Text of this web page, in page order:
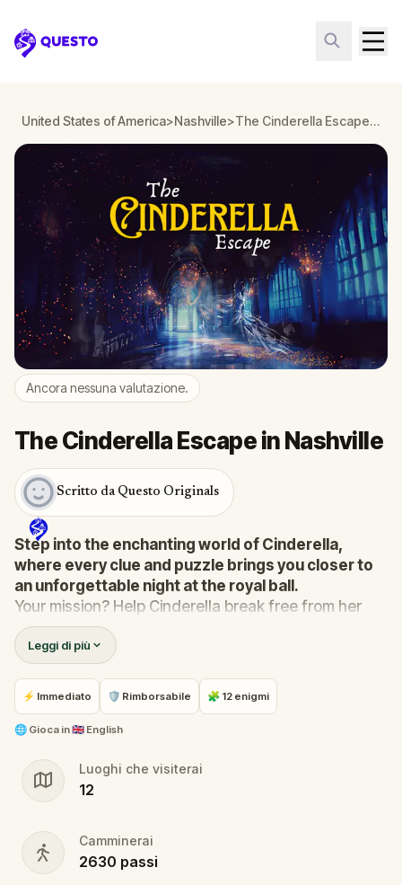
Questo
United States of America>Nashville> The Cinderella Escape in Nashville
Ancora nessuna valutazione.
The Cinderella Escape in Nashville
Scritto da Questo Originals
Step into the enchanting world of Cinderella,
where every clue and puzzle brings you closer to
an unforgettable night at the royal ball.
Your mission? Help Cinderella break free from her
stepmother's clutches and make it to the ball before
the clock strikes midnight.
In this immersive, scavenger-hunt-meets-escape-
room adventure, you’ll solve riddles, crack codes,
and uncover hidden secrets as you journey through
magical surroundings.
stepsisters, and ensure Cinderella’s story ends with
her dream come true.
clock, competing with friends or teams worldwide.
Don your finest fairytale attire—memorable
costumes could earn you game-related prizes!
Leggi di più
⚡ Immediato 🛡 Rimborsabile 🧩 12 enigmi
🌐 Gioca in🇬🇧 English
Luoghi che visiterai
12
Camminerai
2630 passi